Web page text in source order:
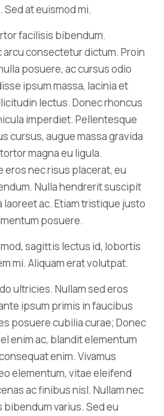
at euismod mi.
facilisis bibendum.
arcu consectetur dictum. Proin
posuere, ac cursus odio
ipsum massa, lacinia et
lectus. Donec rhoncus
imperdiet. Pellentesque
cursus, augue massa gravida
magna eu ligula.
eros nec risus placerat, eu
Nulla hendrerit suscipit
laoreet ac. Etiam tristique justo
posuere.
sagittis lectus id, lobortis
mi. Aliquam erat volutpat.
ultricies. Nullam sed eros
ipsum primis in faucibus
posuere cubilia curae; Donec
enim ac, blandit elementum
enim. Vivamus
elementum, vitae eleifend
ac finibus nisl. Nullam nec
bibendum varius. Sed eu